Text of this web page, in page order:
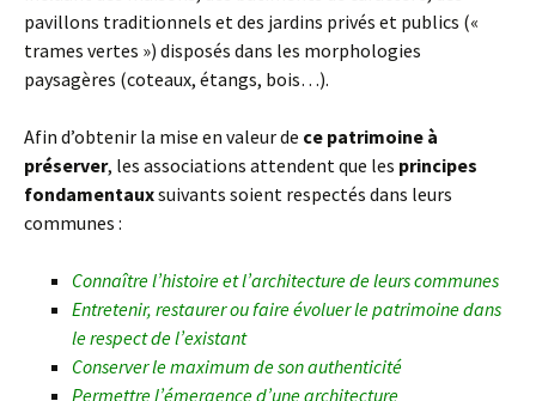
pavillons traditionnels et des jardins privés et publics («
trames vertes ») disposés dans les morphologies
paysagères (coteaux, étangs, bois…).
Afin d’obtenir la mise en valeur de ce patrimoine à
préserver, les associations attendent que les principes
fondamentauxsuivants soient respectés dans leurs
communes :
Connaître l’histoire et l’architecture de leurs communes
Entretenir, restaurer ou faire évoluer le patrimoine dans
le respect de l’existant
Conserver le maximum de son authenticité
Permettre l’émergence d’une architecture